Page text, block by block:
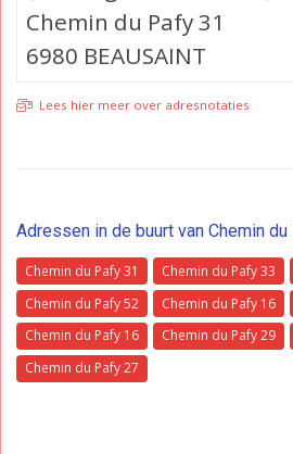
Chemin du Pafy 31
6980 BEAUSAINT
Lees hier meer over adresnotaties
Adressen in de buurt van Chemin du
Chemin du Pafy 31 Chemin du Pafy 33
Chemin du Pafy 52
Chemin du Pafy 16
Chemin du Pafy 16
Chemin du Pafy 29
Chemin du Pafy 27